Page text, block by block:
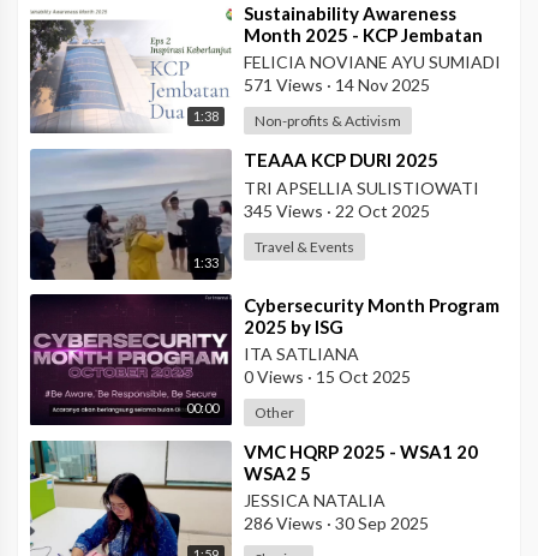
1:38
⁣Sustainability Awareness
Month 2025 - KCP Jembatan
Dua
FELICIA NOVIANE AYU SUMIADI
571 Views · 14 Nov 2025
Non-profits & Activism
1:33
⁣TEAAA KCP DURI 2025
TRI APSELLIA SULISTIOWATI
345 Views · 22 Oct 2025
Travel & Events
00:00
⁣Cybersecurity Month Program
2025 by ISG
ITA SATLIANA
0 Views · 15 Oct 2025
Other
⁣VMC HQRP 2025 - WSA1 20
WSA2 5
JESSICA NATALIA
286 Views · 30 Sep 2025